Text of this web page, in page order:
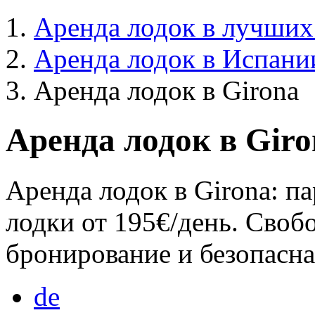
Аренда лодок в
Аренда лодок в
Аренда лодок в Girona
Аренда лодок в
Аренда лодок в Girona:
лодки от 195€/день.
бронирование и
de